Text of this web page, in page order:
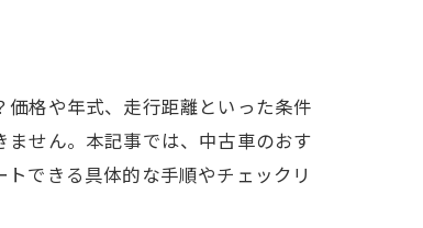
格や年式、走行距離といった条件
せん。本記事では、中古車のおす
できる具体的な手順やチェックリ